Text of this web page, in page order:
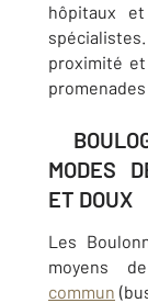
hôpitaux
proximité
promenades
MODES
ET DOUX
Les
moyens
commun